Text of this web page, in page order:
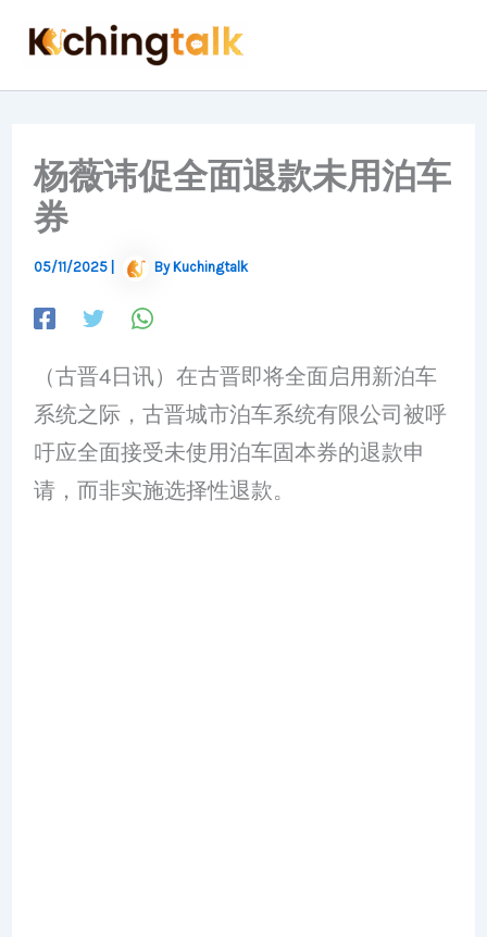
content
杨薇讳促全面退款未用泊车
券
05/11/2025 By Kuchingtalk
（古晋4日讯）在古晋即将全面启用新泊车
系统之际，古晋城市泊车系统有限公司被呼
吁应全面接受未使用泊车固本券的退款申
请，而非实施选择性退款。